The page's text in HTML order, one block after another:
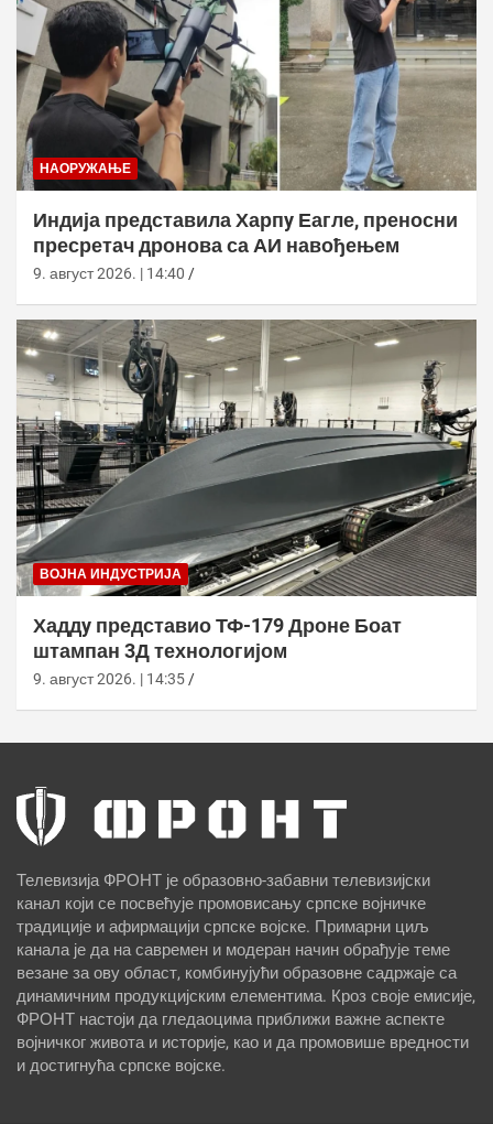
НАОРУЖАЊЕ
Индија представила Харпy Еагле, преносни
пресретач дронова са АИ навођењем
9. август 2026. | 14:40
ВОЈНА ИНДУСТРИЈА
Хаддy представио ТФ-179 Дроне Боат
штампан 3Д технологијом
9. август 2026. | 14:35
Телевизија ФРОНТ је образовно-забавни телевизијски
канал који се посвећује промовисању српске војничке
традиције и афирмацији српске војске. Примарни циљ
канала је да на савремен и модеран начин обрађује теме
везане за ову област, комбинујући образовне садржаје са
динамичним продукцијским елементима. Кроз своје емисије,
ФРОНТ настоји да гледаоцима приближи важне аспекте
војничког живота и историје, као и да промовише вредности
и достигнућа српске војске.